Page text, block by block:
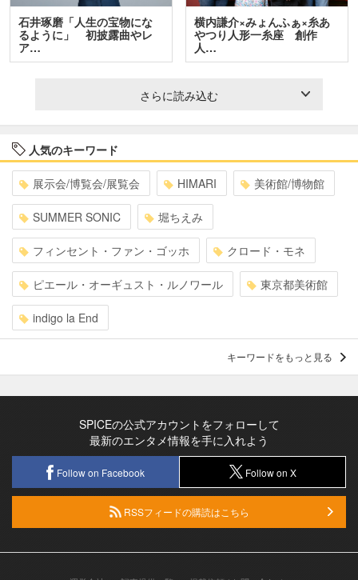
石井琢磨「人生の宝物にな
るように」 初披露曲やレ
ア…
横内謙介×みょんふぁ×糸あ
やつり人形一糸座 創作
人…
さらに読み込む
人気のキーワード
展示会/博覧会/展覧会 HIMARI 美術館/博物館
SUMMER SONIC 堀ちえみ
フィンセント・ファン・ゴッホ クロード・モネ
ピエール・オーギュスト・ルノワール 東京都美術館
indigo la End
キーワードをもっと見る
SPICEの公式アカウントをフォローして
最新のエンタメ情報を手に入れよう
Follow on Facebook Follow on X
RSSフィードの購読はこちら